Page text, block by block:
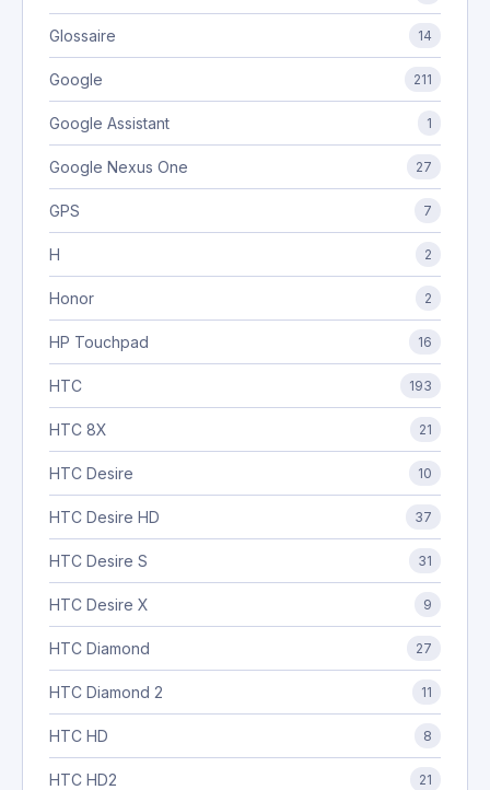
Glossaire 14
Google 211
Google Assistant 1
Google Nexus One 27
GPS 7
H 2
Honor 2
HP Touchpad 16
HTC 193
HTC 8X 21
HTC Desire 10
HTC Desire HD 37
HTC Desire S 31
HTC Desire X 9
HTC Diamond 27
HTC Diamond 2 11
HTC HD 8
HTC HD2 21